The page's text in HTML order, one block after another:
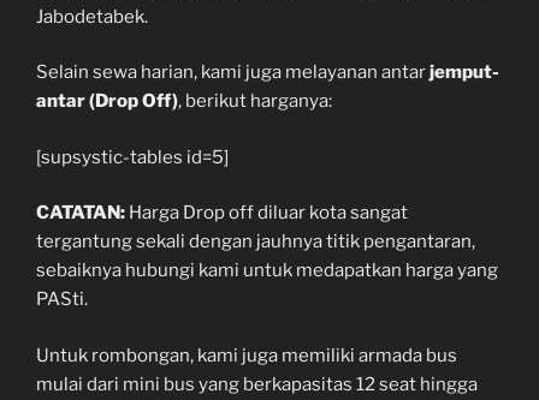
Jabodetabek.
Selain sewa harian, kami juga melayanan antarjemput-
antar (Drop Off), berikut harganya:
[supsystic-tables id=5]
CATATAN: Harga Drop off diluar kota sangat
tergantung sekali dengan jauhnya titik pengantaran,
sebaiknya hubungi kami untuk medapatkan harga yang
PASti.
Untuk rombongan, kami juga memiliki armada bus
mulai dari mini bus yang berkapasitas 12 seat hingga